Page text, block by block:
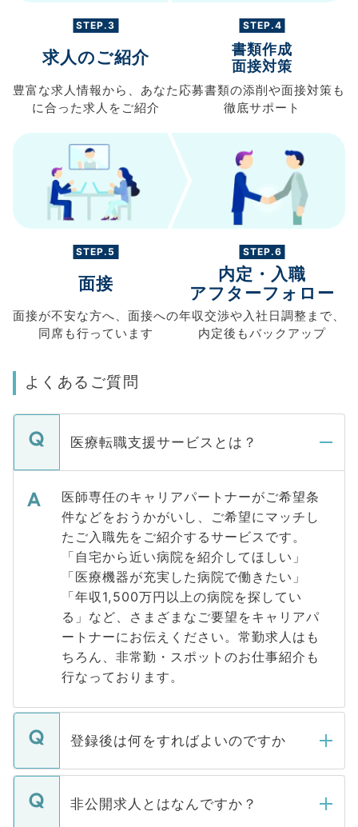
STEP.3
求人のご紹介
豊富な求人情報から、 あなた
に合った求人を ご紹介
STEP.4
書類作成
面接対策
応募書類の添削や面接対策も
徹底サポート
STEP.5
面接
面接が不安な方へ、 面接への
同席も行っています
STEP.6
内定・入職
アフターフォロー
年収交渉や入社日調整まで、
内定後もバックアップ
よくあるご質問
医療転職支援サービスとは？
医師専任のキャリアパートナーがご希望条
件などをおうかがいし、ご希望にマッチし
たご入職先をご紹介するサービスです。
「自宅から近い病院を紹介してほしい」
「医療機器が充実した病院で働きたい」
「年収1,500万円以上の病院を探してい
る」など、さまざまなご要望をキャリアパ
ートナーにお伝えください。常勤求人はも
ちろん、非常勤・スポットのお仕事紹介も
行なっております。
登録後は何をすればよいのですか
ご登録いただきましたら、弊社担当者がご
登録内容を確認し、その後メールもしくは
非公開求人とはなんですか？